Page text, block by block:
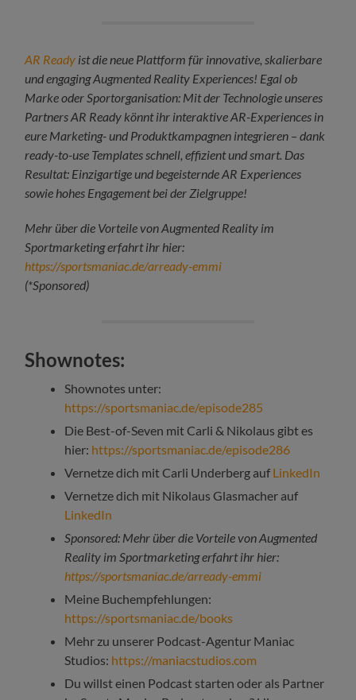
AR Ready ist die neue Plattform für innovative, skalierbare
und engaging Augmented Reality Experiences! Egal ob
Marke oder Sportorganisation: Mit der Technologie unseres
Partners AR Ready könnt ihr interaktive AR-Experiences in
eure Marketing- und Produktkampagnen integrieren – dank
ready-to-use Templates schnell, effizient und smart. Das
Resultat: Einzigartige und begeisternde AR Experiences
sowie hohes Engagement bei der Zielgruppe!
Mehr über die Vorteile von Augmented Reality im
Sportmarketing erfahrt ihr hier:
https://sportsmaniac.de/arready-emmi
(*Sponsored)
Shownotes:
Shownotes unter:
https://sportsmaniac.de/episode285
Die Best-of-Seven mit Carli & Nikolaus gibt es
hier: https://sportsmaniac.de/episode286
Vernetze dich mit Carli Underberg auf LinkedIn
Vernetze dich mit Nikolaus Glasmacher auf
LinkedIn
Sponsored: Mehr über die Vorteile von Augmented
Reality im Sportmarketing erfahrt ihr hier:
https://sportsmaniac.de/arready-emmi
Meine Buchempfehlungen:
https://sportsmaniac.de/books
Mehr zu unserer Podcast-Agentur Maniac
Studios: https://maniacstudios.com
Du willst einen Podcast starten oder als Partner